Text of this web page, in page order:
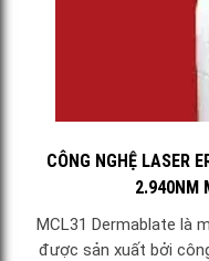
CÔNG NGHỆ LASER
2.940NM
MCL31 Dermablate là
được sản xuất bởi